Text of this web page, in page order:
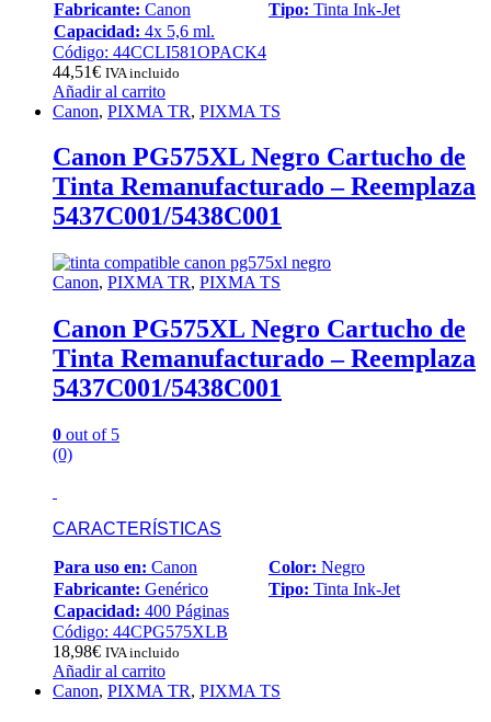
Fabricante: Canon Tipo: Tinta Ink-Jet
Capacidad: 4x 5,6 ml.
Código: 44CCLI581OPACK4
44,51€ IVA incluido
Añadir al carrito
Canon, PIXMA TR, PIXMA TS
Canon PG575XL Negro Cartucho de
Tinta Remanufacturado – Reemplaza
5437C001/5438C001
Canon, PIXMA TR, PIXMA TS
Canon PG575XL Negro Cartucho de
Tinta Remanufacturado – Reemplaza
5437C001/5438C001
0 out of 5
(0)
CARACTERÍSTICAS
Para uso en: Canon Color: Negro
Fabricante: Genérico Tipo: Tinta Ink-Jet
Capacidad: 400 Páginas
Código: 44CPG575XLB
18,98€ IVA incluido
Añadir al carrito
Canon, PIXMA TR, PIXMA TS